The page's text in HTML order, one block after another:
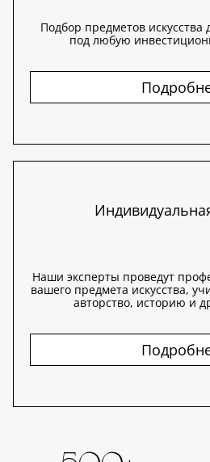
Подбор предметов искусства
под любую
Наши эксперты проведут
вашего предмета искусства,
авторство, историю и